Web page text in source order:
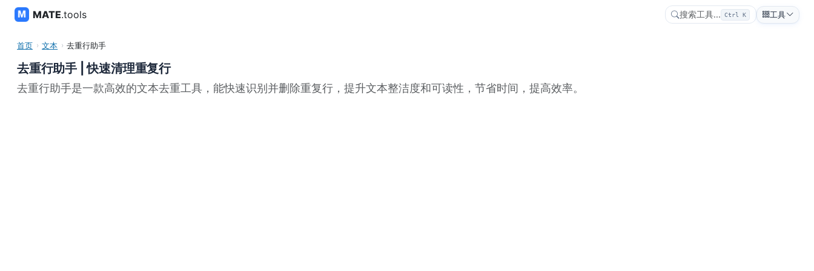
MATE.tools 搜索工具... Ctrl K 工具
首页 文本 去重行助手
去重行助手 | 快速清理重复行
去重行助手是一款高效的文本去重工具，能快速识别并删除重复行，提升文本整洁度和可读性，节省时间，提高效率。